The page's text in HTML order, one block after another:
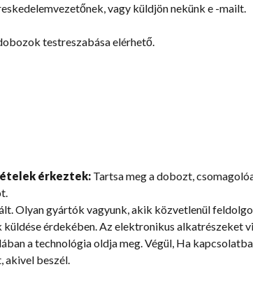
vagy küldjön nekünk e -mailt.
testreszabása elérhető.
érkeztek: Tartsa meg a dobozt,
Olyan gyártók vagyunk, akik közvetlenül
érdekében. Az elektronikus alkatrészeket
a technológia oldja meg. Végül, Ha
akivel beszél.